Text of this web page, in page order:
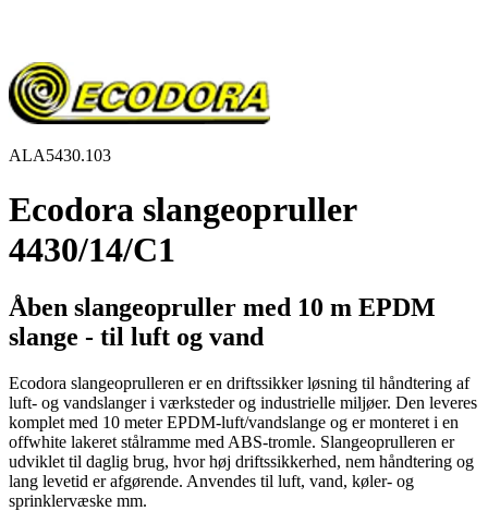
ALA5430.103
Ecodora slangeopruller
4430/14/C1
Åben slangeopruller med 10 m EPDM
slange - til luft og vand
Ecodora slangeoprulleren er en driftssikker løsning til håndtering af
luft- og vandslanger i værksteder og industrielle miljøer. Den leveres
komplet med 10 meter EPDM-luft/vandslange og er monteret i en
offwhite lakeret stålramme med ABS-tromle. Slangeoprulleren er
udviklet til daglig brug, hvor høj driftssikkerhed, nem håndtering og
lang levetid er afgørende. Anvendes til luft, vand, køler- og
sprinklervæske mm.